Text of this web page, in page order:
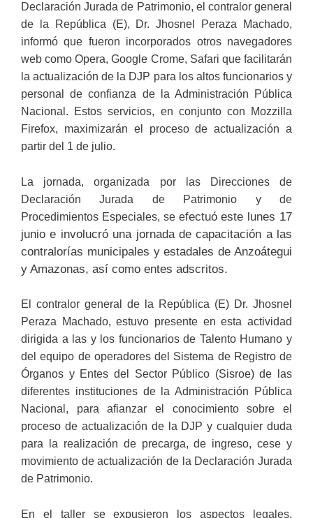
Declaración Jurada de Patrimonio, el contralor general
de la República (E), Dr. Jhosnel Peraza Machado,
informó que fueron incorporados otros navegadores
web como Opera, Google Crome, Safari que facilitarán
la actualización de la DJP para los altos funcionarios y
personal de confianza de la Administración Pública
Nacional. Estos servicios, en conjunto con Mozzilla
Firefox, maximizarán el proceso de actualización a
partir del 1 de julio.
La jornada, organizada por las Direcciones de
Declaración Jurada de Patrimonio y de
Procedimientos Especiales, se efectuó este lunes 17
junio e involucró una jornada de capacitación a las
contralorías municipales y estadales de Anzoátegui
y Amazonas, así como entes adscritos.
El contralor general de la República (E) Dr. Jhosnel
Peraza Machado, estuvo presente en esta actividad
dirigida a las y los funcionarios de Talento Humano y
del equipo de operadores del Sistema de Registro de
Órganos y Entes del Sector Público (Sisroe) de las
diferentes instituciones de la Administración Pública
Nacional, para afianzar el conocimiento sobre el
proceso de actualización de la DJP y cualquier duda
para la realización de precarga, de ingreso, cese y
movimiento de actualización de la Declaración Jurada
de Patrimonio.
En el taller se expusieron los aspectos legales,